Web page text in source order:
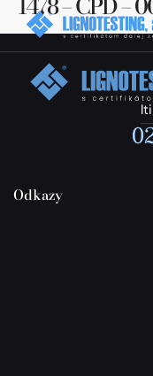
Odkazy